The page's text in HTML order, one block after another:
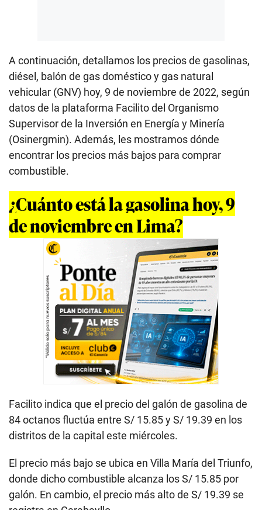
A continuación, detallamos los precios de gasolinas,
diésel, balón de gas doméstico y gas natural
vehicular (GNV) hoy, 9 de noviembre de 2022, según
datos de la plataforma Facilito del Organismo
Supervisor de la Inversión en Energía y Minería
(Osinergmin). Además, les mostramos dónde
encontrar los precios más bajos para comprar
combustible.
¿Cuánto está la gasolina hoy, 9
de noviembre en Lima?
Facilito indica que el precio del galón de gasolina de
84 octanos fluctúa entre S/ 15.85 y S/ 19.39 en los
distritos de la capital este miércoles.
El precio más bajo se ubica en Villa María del Triunfo,
donde dicho combustible alcanza los S/ 15.85 por
galón. En cambio, el precio más alto de S/ 19.39 se